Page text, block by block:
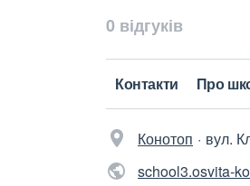
0 відгуків
Контакти Про
Конотоп вул.
school3.osvita-